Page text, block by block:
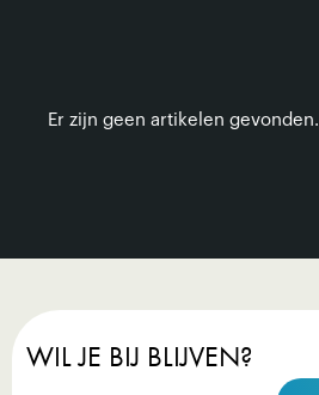
Er zijn geen artikelen gevonden.
WIL JE BIJ BLIJVEN?